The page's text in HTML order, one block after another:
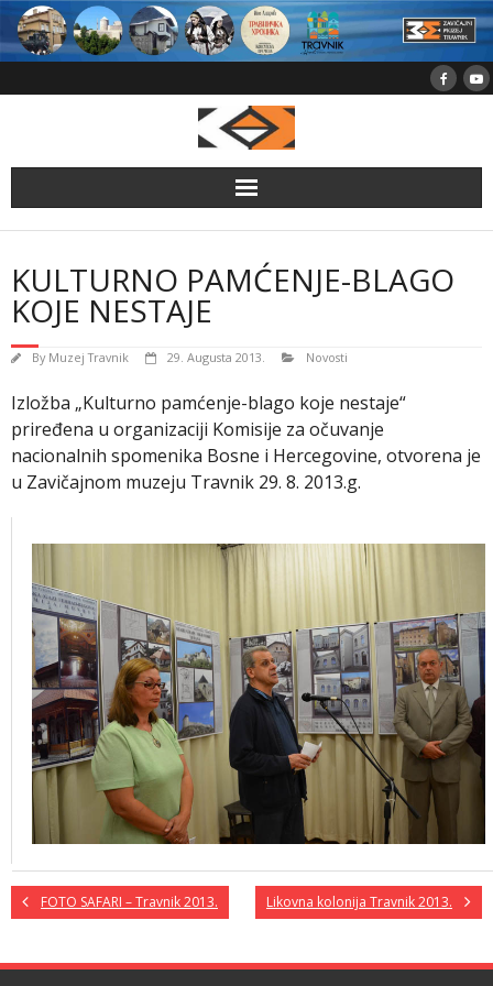
Skip
content
KULTURNO PAMĆENJE-BLAGO
KOJE NESTAJE
By Muzej Travnik 29. Augusta 2013. Novosti
Izložba „Kulturno pamćenje-blago koje nestaje“
priređena u organizaciji Komisije za očuvanje
nacionalnih spomenika Bosne i Hercegovine, otvorena je
u Zavičajnom muzeju Travnik 29. 8. 2013.g.
FOTO SAFARI – Travnik 2013. Likovna kolonija Travnik 2013.